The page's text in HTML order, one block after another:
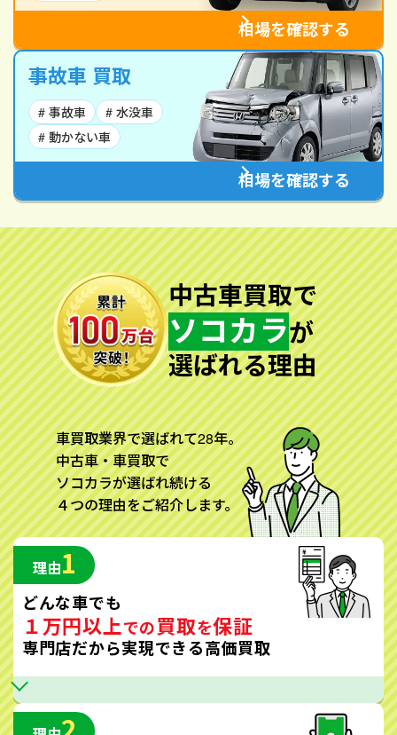
相場を確認する
事故車 買取
# 事故車
# 水没車
# 動かない車
相場を確認する
中古車買取で
ソコカラが
選ばれる理由
車買取業界で選ばれて28年。
中古車・車買取で
ソコカラが選ばれ続ける
４つの理由をご紹介します。
理由1
どんな車でも
１万円以上での買取を保証
専門店だから実現できる高価買取